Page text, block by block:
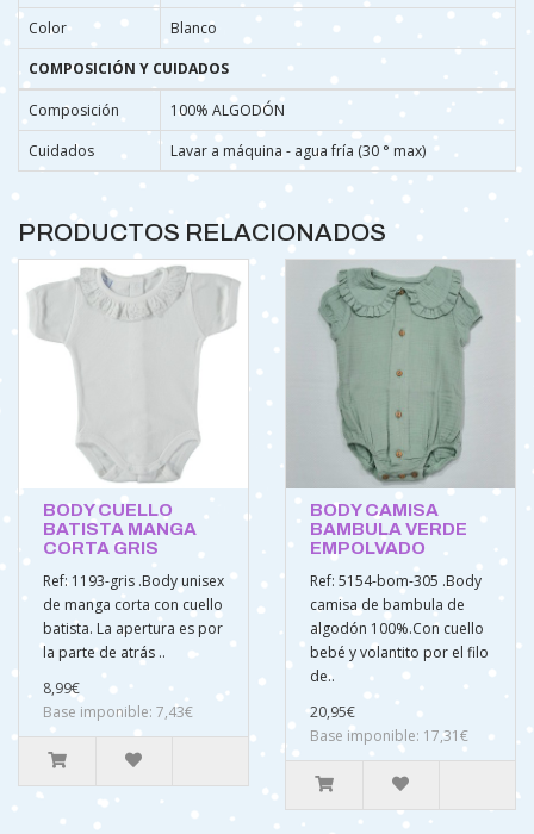
Color
Blanco
COMPOSICIÓN Y CUIDADOS
Composición
100% ALGODÓN
Cuidados
Lavar a máquina - agua fría (30 ° max)
PRODUCTOS RELACIONADOS
BODY CUELLO
BATISTA MANGA
CORTA GRIS
Ref: 1193-gris .Body unisex
de manga corta con cuello
batista. La apertura es por
la parte de atrás ..
8,99€
Base imponible: 7,43€
BODY CAMISA
BAMBULA VERDE
EMPOLVADO
Ref: 5154-bom-305 .Body
camisa de bambula de
algodón 100%.Con cuello
bebé y volantito por el filo
de..
20,95€
Base imponible: 17,31€